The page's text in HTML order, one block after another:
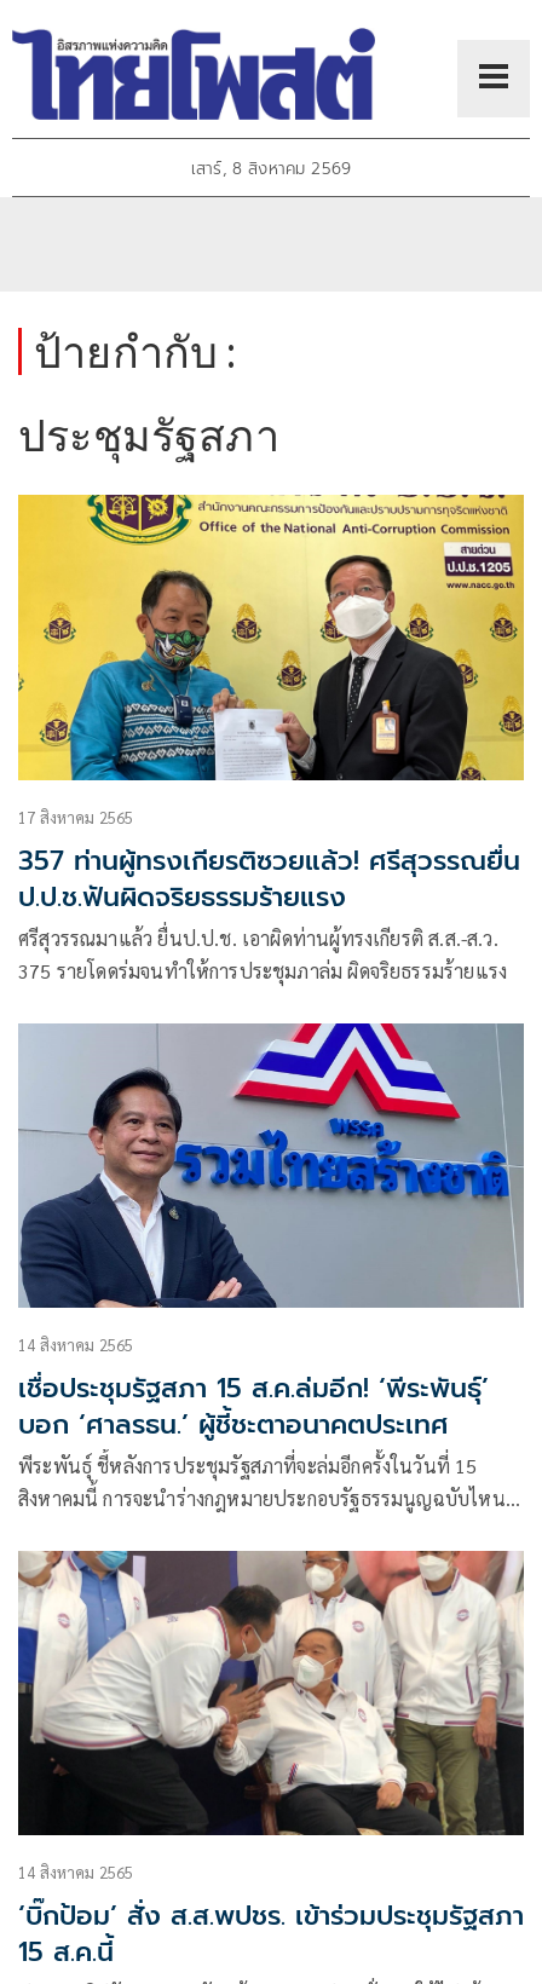
เสาร์, 8 สิงหาคม 2569
ป้ายกำกับ :
ประชุมรัฐสภา
17 สิงหาคม 2565
357 ท่านผู้ทรงเกียรติซวยแล้ว! ศรีสุวรรณยื่น
ป.ป.ช.ฟันผิดจริยธรรมร้ายแรง
ศรีสุวรรณมาแล้ว ยื่นป.ป.ช. เอาผิดท่านผู้ทรงเกียรติ ส.ส.-ส.ว.
375 รายโดดร่มจนทำให้การประชุมภาล่ม ผิดจริยธรรมร้ายแรง
14 สิงหาคม 2565
เชื่อประชุมรัฐสภา 15 ส.ค.ล่มอีก! ‘พีระพันธุ์’
บอก ‘ศาลรธน.’ ผู้ชี้ชะตาอนาคตประเทศ
พีระพันธุ์ ชี้หลังการประชุมรัฐสภาที่จะล่มอีกครั้งในวันที่ 15
สิงหาคมนี้ การจะนำร่างกฎหมายประกอบรัฐธรรมนูญฉบับไหน
14 สิงหาคม 2565
‘บิ๊กป้อม’ สั่ง ส.ส.พปชร. เข้าร่วมประชุมรัฐสภา
15 ส.ค.นี้